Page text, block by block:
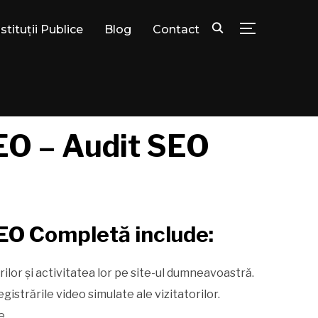
Publice Blog Contact
– Audit SEO
Completă include:
și activitatea lor pe site-ul dumneavoastră.
video simulate ale vizitatorilor.